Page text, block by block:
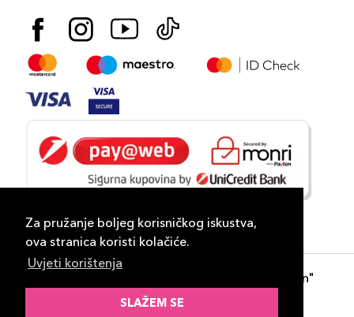
Za pružanje boljeg korisničkog iskustva,
ova stranica koristi kolačiće.
Uvjeti korištenja
SLAŽEM SE
- "DP Lux Distribution"
d.o.o. Banja Luka
ID-S Consulting d.o.o. Sarajevo